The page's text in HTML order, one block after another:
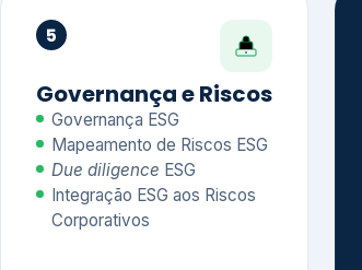
5
Governança e Riscos
Governança ESG
Mapeamento de Riscos ESG
Due diligence ESG
Integração ESG aos Riscos
Corporativos